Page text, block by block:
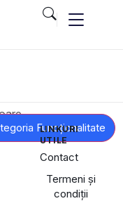
Funcționalitate
LINKURI
UTILE
Contact
Termeni și
condiții